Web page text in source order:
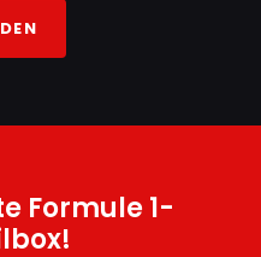
Formule 1-